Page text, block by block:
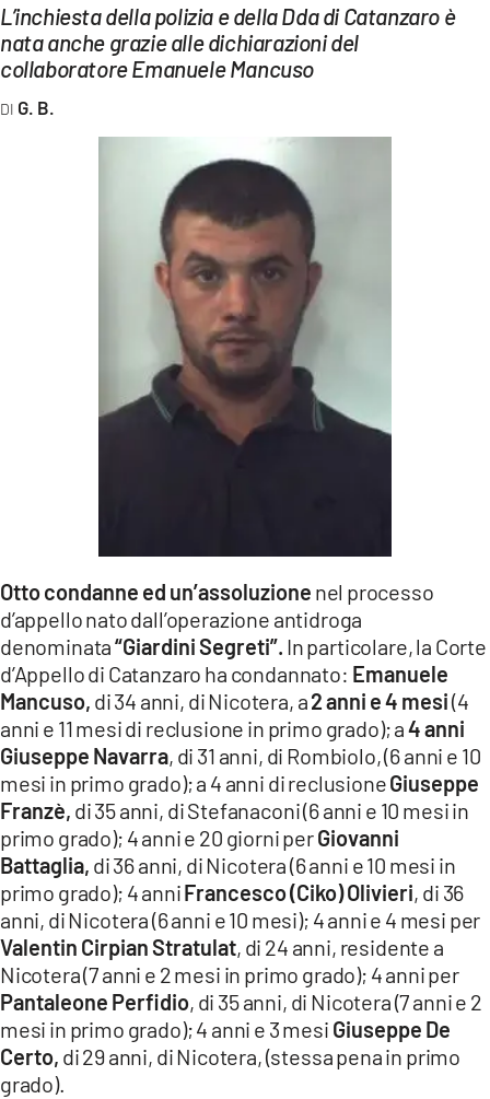
LAC NETWORK
ILREGGINO.IT
LACAPITALENEWS.IT
App
ANDROID
APPLE
L’inchiesta della polizia e della Dda di Catanzaro è
nata anche grazie alle dichiarazioni del
collaboratore Emanuele Mancuso
G. B.
Otto condanne ed un’assoluzione nel processo
d’appello nato dall’operazione antidroga
denominata“Giardini Segreti”. In particolare, la Corte
d’Appello di Catanzaro ha condannato: Emanuele
Mancuso, di 34 anni, di Nicotera, a2 anni e 4 mesi(4
anni e 11 mesi di reclusione in primo grado); a4 anni
Giuseppe Navarra, di 31 anni, di Rombiolo, (6 anni e 10
mesi in primo grado); a 4 anni di reclusioneGiuseppe
Franzè, di 35 anni, di Stefanaconi (6 anni e 10 mesi in
primo grado); 4 anni e 20 giorni perGiovanni
Battaglia, di 36 anni, di Nicotera (6 anni e 10 mesi in
primo grado); 4 anniFrancesco (Ciko) Olivieri, di 36
anni, di Nicotera (6 anni e 10 mesi); 4 anni e 4 mesi per
Valentin Cirpian Stratulat, di 24 anni, residente a
Nicotera (7 anni e 2 mesi in primo grado); 4 anni per
Pantaleone Perfidio, di 35 anni, di Nicotera (7 anni e 2
mesi in primo grado); 4 anni e 3 mesi Giuseppe De
Certo, di 29 anni, di Nicotera, (stessa pena in primo
grado).